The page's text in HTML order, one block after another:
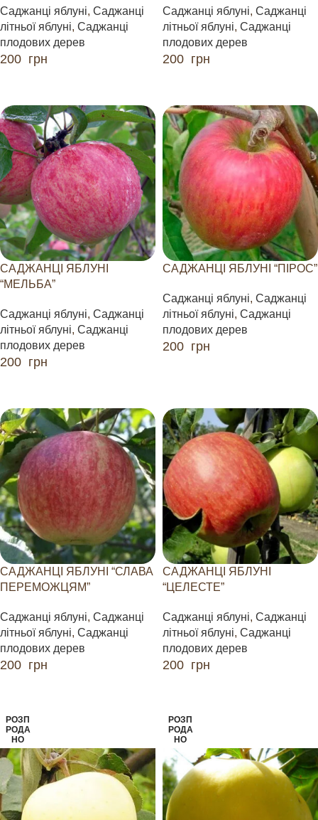
Саджанці яблуні, Саджанці
літньої яблуні, Саджанці
плодових дерев
200 грн
Саджанці яблуні, Саджанці
літньої яблуні, Саджанці
плодових дерев
200 грн
САДЖАНЦІ ЯБЛУНІ
“МЕЛЬБА”
Саджанці яблуні, Саджанці
літньої яблуні, Саджанці
плодових дерев
200 грн
САДЖАНЦІ ЯБЛУНІ “ПІРОС”
Саджанці яблуні, Саджанці
літньої яблуні, Саджанці
плодових дерев
200 грн
САДЖАНЦІ ЯБЛУНІ “СЛАВА
ПЕРЕМОЖЦЯМ”
Саджанці яблуні, Саджанці
літньої яблуні, Саджанці
плодових дерев
200 грн
САДЖАНЦІ ЯБЛУНІ
“ЦЕЛЕСТЕ”
Саджанці яблуні, Саджанці
літньої яблуні, Саджанці
плодових дерев
200 грн
РОЗП
РОДА
НО
РОЗП
РОДА
НО